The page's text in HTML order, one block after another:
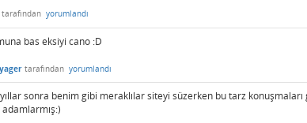
tarafından yorumlandı
bas eksiyi cano :D
tarafından yorumlandı
sonra benim gibi meraklılar siteyi süzerken bu tarz konuşmaları